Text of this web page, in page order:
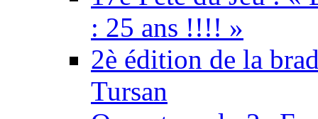
: 25 ans !!!! »
2è édition de la
Tursan